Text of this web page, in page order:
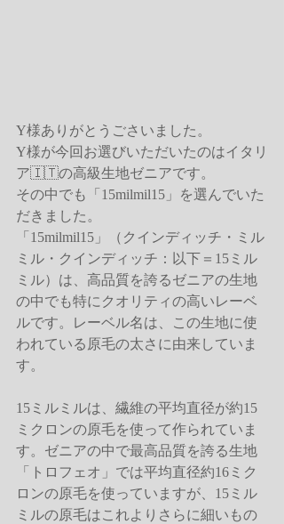
Y様ありがとうごさいました。
Y様が今回お選びいただいたのはイタリ
ア🇮🇹の高級生地ゼニアです。
その中でも「15milmil15」を選んでいた
だきました。
「15milmil15」（クインディッチ・ミル
ミル・クインディッチ：以下＝15ミル
ミル）は、高品質を誇るゼニアの生地
の中でも特にクオリティの高いレーベ
ルです。レーベル名は、この生地に使
われている原毛の太さに由来していま
す。
15ミルミルは、繊維の平均直径が約15
ミクロンの原毛を使って作られていま
す。ゼニアの中で最高品質を誇る生地
「トロフェオ」では平均直径約16ミク
ロンの原毛を使っていますが、15ミル
ミルの原毛はこれよりさらに細いもの